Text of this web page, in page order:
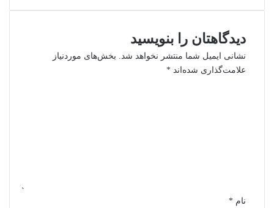
دیدگاهتان را بنویسید
نشانی ایمیل شما منتشر نخواهد شد. بخش‌های موردنیاز
علامت‌گذاری شده‌اند *
نام *